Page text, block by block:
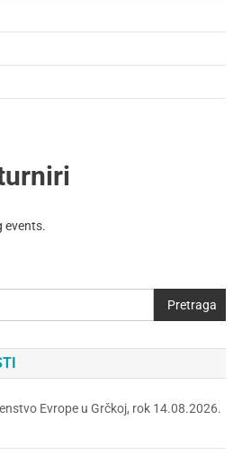
events.
Pretraga
Evrope u Grčkoj, rok 14.08.2026.